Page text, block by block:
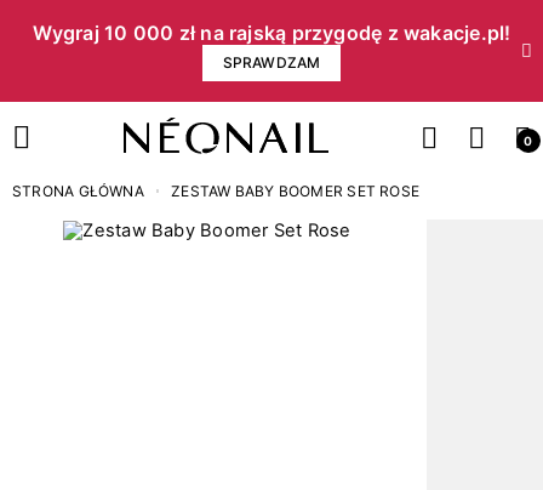
Wygraj 10 000 zł na rajską przygodę z wakacje.pl!​
SPRAWDZAM
0
STRONA GŁÓWNA ZESTAW BABY BOOMER SET ROSE